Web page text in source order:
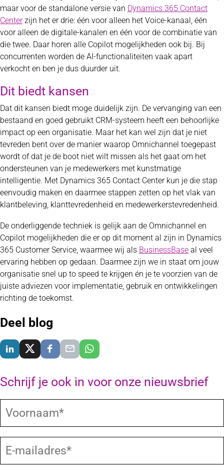
maar voor de standalone versie van Dynamics 365 Contact
Centerzijn het er drie: één voor alleen het Voice-kanaal, één
voor alleen de digitale-kanalen en één voor de combinatie van
die twee. Daar horen alle Copilot mogelijkheden ook bij. Bij
concurrenten worden de AI-functionaliteiten vaak apart
verkocht en ben je dus duurder uit.
Dit biedt kansen
Dat dit kansen biedt moge duidelijk zijn. De vervanging van een
bestaand en goed gebruikt CRM-systeem heeft een behoorlijke
impact op een organisatie. Maar het kan wel zijn dat je niet
tevreden bent over de manier waarop Omnichannel toegepast
wordt of dat je de boot niet wilt missen als het gaat om het
ondersteunen van je medewerkers met kunstmatige
intelligentie. Met Dynamics 365 Contact Center kun je die stap
eenvoudig maken en daarmee stappen zetten op het vlak van
klantbeleving, klanttevredenheid en medewerkerstevredenheid.
De onderliggende techniek is gelijk aan de Omnichannel en
Copilot mogelijkheden die er op dit moment al zijn in Dynamics
365 Customer Service, waarmee wij als BusinessBase al veel
ervaring hebben op gedaan. Daarmee zijn we in staat om jouw
organisatie snel up to speed te krijgen én je te voorzien van de
juiste adviezen voor implementatie, gebruik en ontwikkelingen
richting de toekomst.
Deel blog
Delen via LinkedIn
Delen via XDelen via Facebook
Delen via E-Mail
Delen via WhatsApp
Schrijf je ook in voor onze nieuwsbrief